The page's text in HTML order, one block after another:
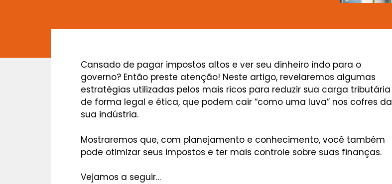
Cansado de pagar impostos altos e ver seu dinheiro indo para o
governo? Então preste atenção! Neste artigo, revelaremos algumas
estratégias utilizadas pelos mais ricos para reduzir sua carga tributária
de forma legal e ética, que podem cair “como uma luva” nos cofres da
sua indústria.
Mostraremos que, com planejamento e conhecimento, você também
pode otimizar seus impostos e ter mais controle sobre suas finanças.
Vejamos a seguir…